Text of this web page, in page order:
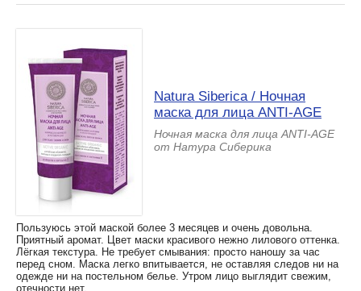
Natura Siberica / Ночная
маска для лица ANTI-AGE
Ночная маска для лица ANTI-AGE
от Натура Сиберика
Пользуюсь этой маской более 3 месяцев и очень довольна.
Приятный аромат. Цвет маски красивого нежно лилового оттенка.
Лёгкая текстура. Не требует смывания: просто наношу за час
перед сном. Маска легко впитывается, не оставляя следов ни на
одежде ни на постельном белье. Утром лицо выглядит свежим,
отечности нет.